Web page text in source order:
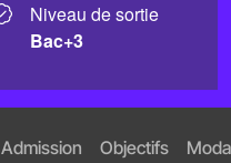
Niveau de sortie
Bac+3
Admission Objectifs